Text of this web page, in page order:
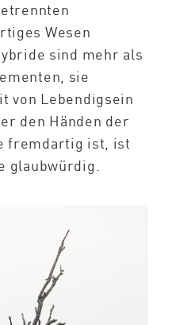
Wesen
sind mehr als
sie
von Lebendigsein
den Händen der
fremdartig ist, ist
glaubwürdig.